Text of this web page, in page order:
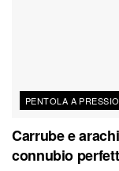
PENTOLA A
Carrube e
connubio